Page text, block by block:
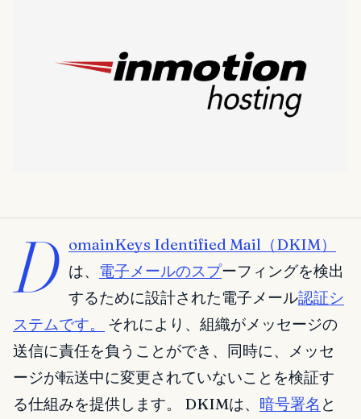
D omainKeys Identified Mail（DKIM）
は、 電子メールのスプーフィングを検出
するために設計された電子メール認証シ
ステムです。
それにより、組織がメッセージの
送信に責任を負うことができ、同時に、メッセ
ージが転送中に変更されていないことを検証す
る仕組みを提供します。 DKIMは、 暗号署名 と